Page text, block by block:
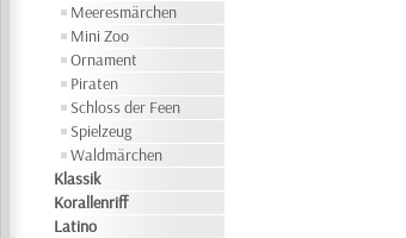
Meeresmärchen
Mini Zoo
Ornament
Piraten
Schloss der Feen
Spielzeug
Waldmärchen
Klassik
Korallenriff
Latino